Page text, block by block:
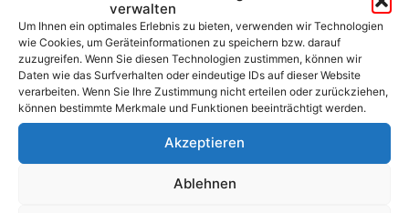
verwalten
Um Ihnen ein optimales Erlebnis zu bieten, verwenden wir Technologien
wie Cookies, um Geräteinformationen zu speichern bzw. darauf
zuzugreifen. Wenn Sie diesen Technologien zustimmen, können wir
Daten wie das Surfverhalten oder eindeutige IDs auf dieser Website
verarbeiten. Wenn Sie Ihre Zustimmung nicht erteilen oder zurückziehen,
können bestimmte Merkmale und Funktionen beeinträchtigt werden.
Akzeptieren
Ablehnen
ALLGEMEIN
Werde freiwillige(r) Helfer(in)!
5. August 2025